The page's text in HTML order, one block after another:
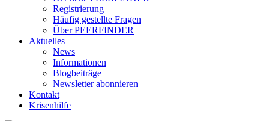
Registrierung
Häufig gestellte Fragen
Über PEERFINDER
Aktuelles
News
Informationen
Blogbeiträge
Newsletter abonnieren
Kontakt
Krisenhilfe